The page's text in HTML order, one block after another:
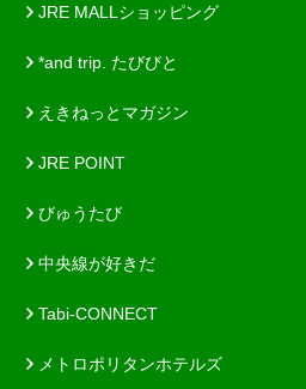
JRE MALLショッピング
*and trip. たびびと
えきねっとマガジン
JRE POINT
びゅうたび
中央線が好きだ
Tabi-CONNECT
メトロポリタンホテルズ